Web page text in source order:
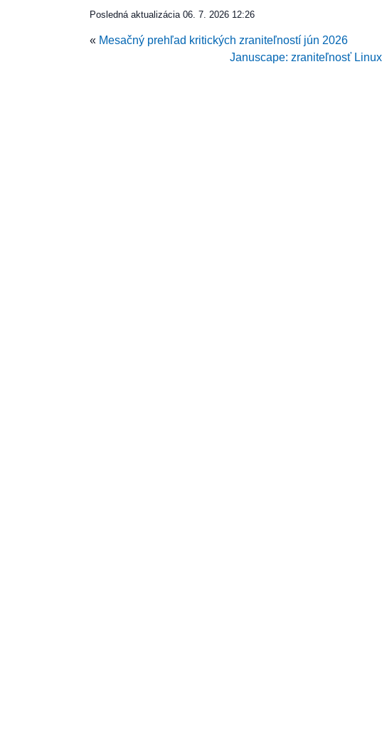
Posledná aktualizácia 06. 7. 2026 12:26
« Mesačný prehľad kritických zraniteľností jún 2026
Januscape: zraniteľnosť